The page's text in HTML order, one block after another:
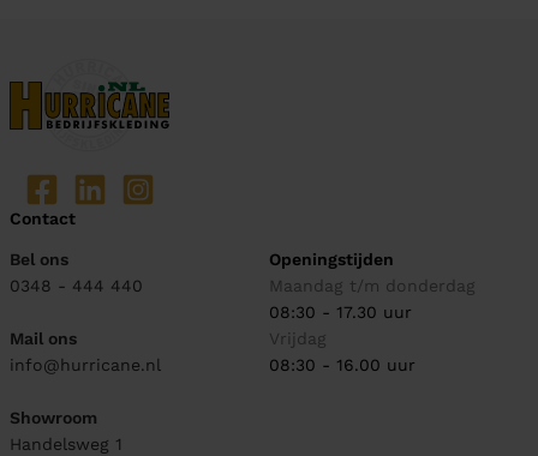
Contact
Bel ons
0348 - 444 440
Mail ons
info@hurricane.nl
Showroom
Handelsweg 1
Openingstijden
Maandag t/m donderdag
08:30 - 17.30 uur
Vrijdag
08:30 - 16.00 uur